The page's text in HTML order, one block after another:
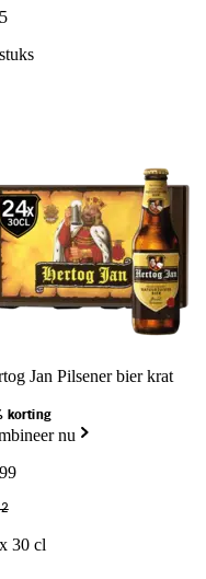
Jan Pilsener bier krat
korting
nu
99
30 cl